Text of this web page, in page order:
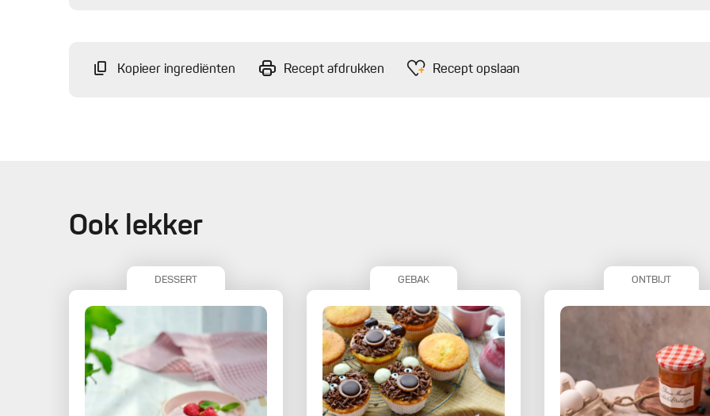
Kopieer ingrediënten Recept afdrukken Recept opslaan
Ook lekker
DESSERT GEBAK ONTBIJT